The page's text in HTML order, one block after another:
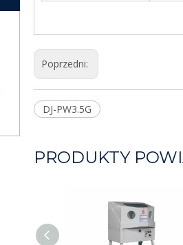
Poprzedni:
DJ-PW3.5G
PRODUKTY